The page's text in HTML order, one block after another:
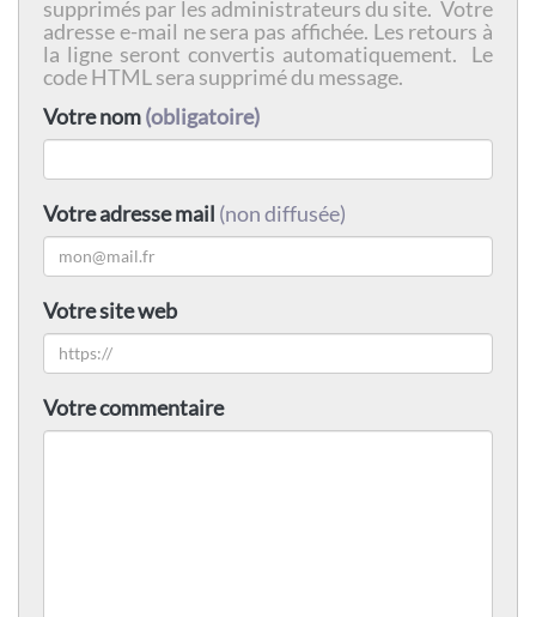
supprimés par les administrateurs du site. Votre
adresse e-mail ne sera pas affichée. Les retours à
la ligne seront convertis automatiquement. Le
code HTML sera supprimé du message.
Votre nom(obligatoire)
Votre adresse mail (non diffusée)
Votre site web
Votre commentaire